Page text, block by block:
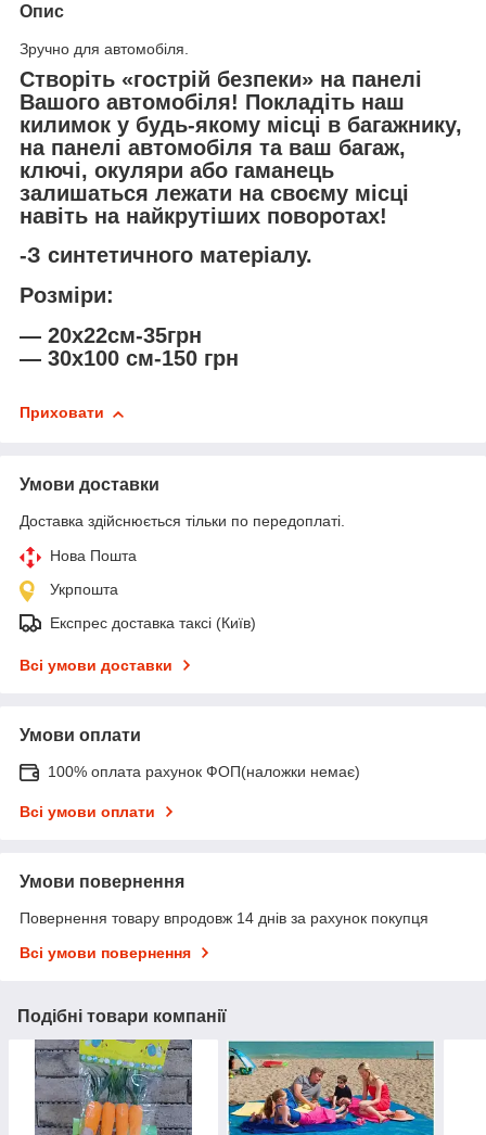
Опис
Зручно для автомобіля.
Створіть «гострій безпеки» на панелі
Вашого автомобіля! Покладіть наш
килимок у будь-якому місці в багажнику,
на панелі автомобіля та ваш багаж,
ключі, окуляри або гаманець
залишаться лежати на своєму місці
навіть на найкрутіших поворотах!
-З синтетичного матеріалу.
Розміри:
— 20х22см-35грн
— 30х100 см-150 грн
Приховати
Умови доставки
Доставка здійснюється тільки по передоплаті.
Нова Пошта
Укрпошта
Експрес доставка таксі (Київ)
Всі умови доставки
Умови оплати
100% оплата рахунок ФОП(наложки немає)
Всі умови оплати
Умови повернення
Повернення товару впродовж 14 днів за рахунок покупця
Всі умови повернення
Подібні товари компанії